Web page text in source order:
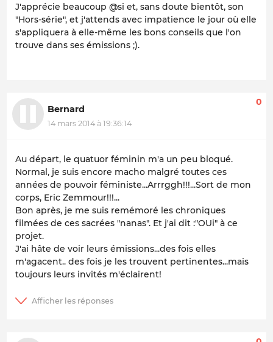
J'apprécie beaucoup @si et, sans doute bientôt, son
"Hors-série", et j'attends avec impatience le jour où elle
s'appliquera à elle-même les bons conseils que l'on
trouve dans ses émissions ;).
Bernard
14 mars 2014 à 19:36:14
0
Au départ, le quatuor féminin m'a un peu bloqué.
Normal, je suis encore macho malgré toutes ces
années de pouvoir féministe...Arrrggh!!!...Sort de mon
corps, Eric Zemmour!!!...
Bon après, je me suis remémoré les chroniques
filmées de ces sacrées "nanas". Et j'ai dit :"OUi" à ce
projet.
J'ai hâte de voir leurs émissions...des fois elles
m'agacent.. des fois je les trouvent pertinentes...mais
toujours leurs invités m'éclairent!